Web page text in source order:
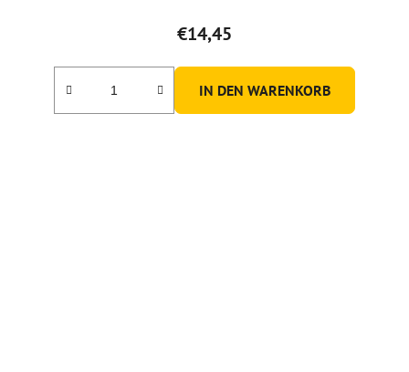
€14,45
IN DEN WARENKORB